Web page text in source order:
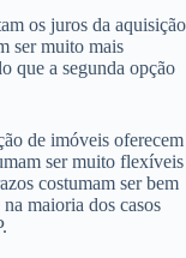
os juros da aquisição
ser muito mais
que a segunda opção
de imóveis oferecem
ser muito flexíveis
costumam ser bem
maioria dos casos